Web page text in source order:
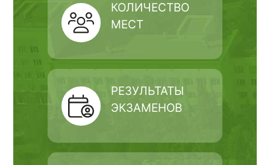
КОЛИЧЕСТВО
МЕСТ
РЕЗУЛЬТАТЫ
ЭКЗАМЕНОВ